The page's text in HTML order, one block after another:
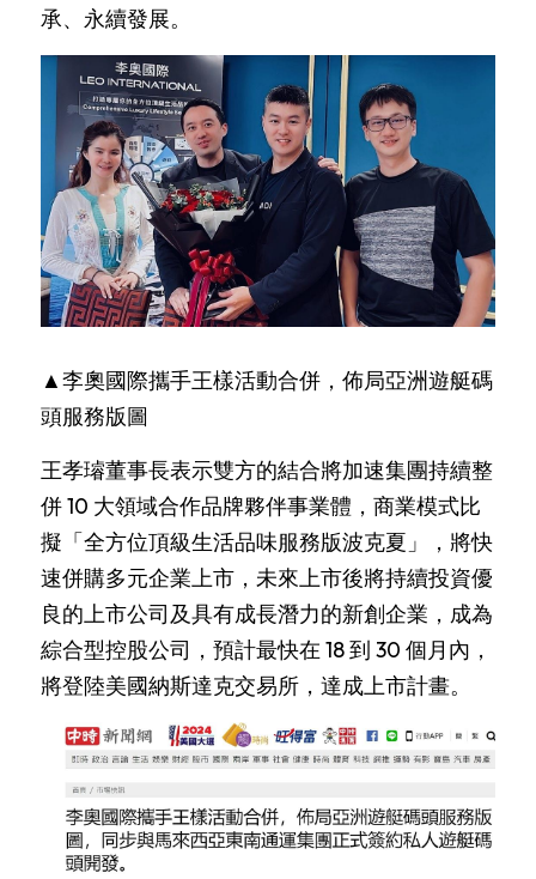
承、永續發展。
▲李奧國際攜手王樣活動合併，佈局亞洲遊艇碼
頭服務版圖
王孝璿董事長表示雙方的結合將加速集團持續整
併 10 大領域合作品牌夥伴事業體，商業模式比
擬「全方位頂級生活品味服務版波克夏」，將快
速併購多元企業上市，未來上市後將持續投資優
良的上市公司及具有成長潛力的新創企業，成為
綜合型控股公司，預計最快在 18 到 30 個月內，
將登陸美國納斯達克交易所，達成上市計畫。